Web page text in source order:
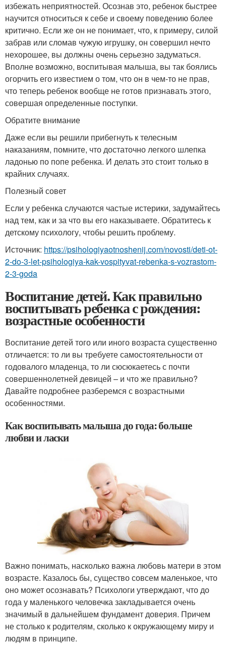
избежать неприятностей. Осознав это, ребенок быстрее
научится относиться к себе и своему поведению более
критично. Если же он не понимает, что, к примеру, силой
забрав или сломав чужую игрушку, он совершил нечто
нехорошее, вы должны очень серьезно задуматься.
Вполне возможно, воспитывая малыша, вы так боялись
огорчить его известием о том, что он в чем-то не прав,
что теперь ребенок вообще не готов признавать этого,
совершая определенные поступки.
Обратите внимание
Даже если вы решили прибегнуть к телесным
наказаниям, помните, что достаточно легкого шлепка
ладонью по попе ребенка. И делать это стоит только в
крайних случаях.
Полезный совет
Если у ребенка случаются частые истерики, задумайтесь
над тем, как и за что вы его наказываете. Обратитесь к
детскому психологу, чтобы решить проблему.
Источник: https://psihologiyaotnoshenij.com/novosti/deti-ot-
2-do-3-let-psihologiya-kak-vospityvat-rebenka-s-vozrastom-
2-3-goda
Воспитание детей. Как правильно
воспитывать ребенка с рождения:
возрастные особенности
Воспитание детей того или иного возраста существенно
отличается: то ли вы требуете самостоятельности от
годовалого младенца, то ли сюсюкаетесь с почти
совершеннолетней девицей – и что же правильно?
Давайте подробнее разберемся с возрастными
особенностями.
Как воспитывать малыша до года: больше
любви и ласки
Важно понимать, насколько важна любовь матери в этом
возрасте. Казалось бы, существо совсем маленькое, что
оно может осознавать? Психологи утверждают, что до
года у маленького человечка закладывается очень
значимый в дальнейшем фундамент доверия. Причем
не столько к родителям, сколько к окружающему миру и
людям в принципе.